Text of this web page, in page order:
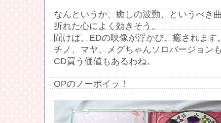
なんというか、癒しの波動、というべき
折れた心によく効きそう。
聞けば、EDの映像が浮かび、癒されます
チノ、マヤ、メグちゃんソロバージョン
CD買う価値もあるわね。
OPのノーポイッ！